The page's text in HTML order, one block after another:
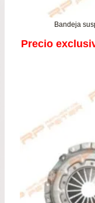
Bandeja
Precio